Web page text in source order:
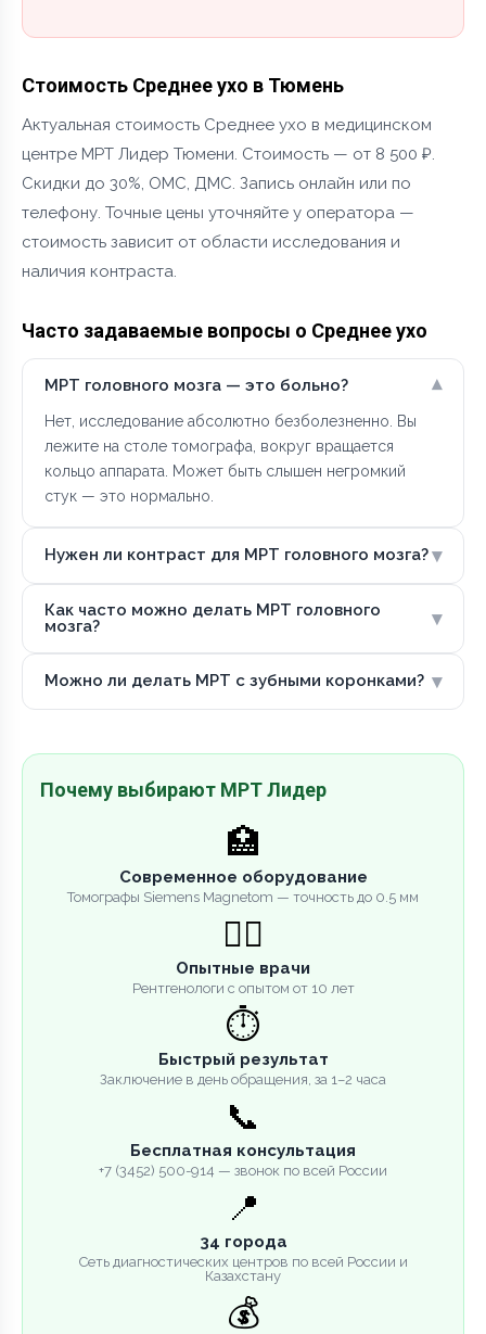
Стоимость Среднее ухо в Тюмень
Актуальная стоимость Среднее ухо в медицинском
центре МРТ Лидер Тюмени. Стоимость — от 8 500 ₽.
Скидки до 30%, ОМС, ДМС. Запись онлайн или по
телефону. Точные цены уточняйте у оператора —
стоимость зависит от области исследования и
наличия контраста.
Часто задаваемые вопросы о Среднее ухо
МРТ головного мозга — это больно? ▾
Нет, исследование абсолютно безболезненно. Вы
лежите на столе томографа, вокруг вращается
кольцо аппарата. Может быть слышен негромкий
стук — это нормально.
Нужен ли контраст для МРТ головного мозга?▾
Как часто можно делать МРТ головного
мозга?
▾
Можно ли делать МРТ с зубными коронками? ▾
Почему выбирают МРТ Лидер
🏥
Современное оборудование
Томографы Siemens Magnetom — точность до 0.5 мм
👨‍⚕️
Опытные врачи
Рентгенологи с опытом от 10 лет
⏱️
Быстрый результат
Заключение в день обращения, за 1–2 часа
📞
Бесплатная консультация
+7 (3452) 500-914 — звонок по всей России
📍
34 города
Сеть диагностических центров по всей России и
Казахстану
💰